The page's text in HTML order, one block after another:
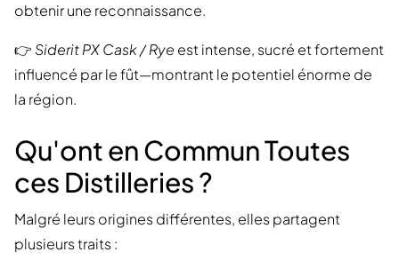
obtenir une reconnaissance.
👉 Siderit PX Cask / Rye est intense, sucré et fortement
influencé par le fût—montrant le potentiel énorme de
la région.
Qu'ont en Commun Toutes
ces Distilleries ?
Malgré leurs origines différentes, elles partagent
plusieurs traits :